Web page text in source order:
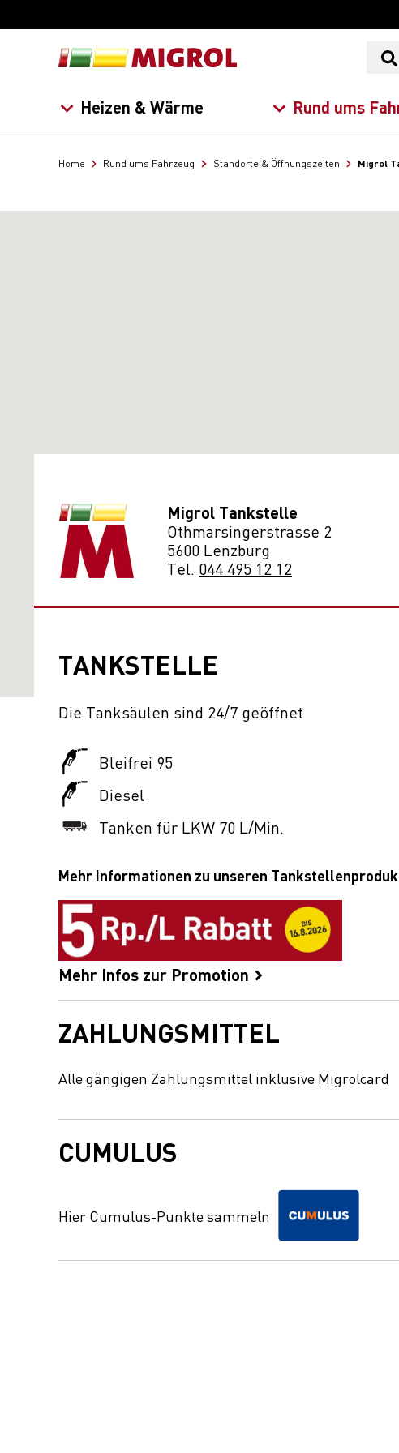
Heizen & Wärme Rund ums
Home Rund ums Fahrzeug Standorte & Öffnungszeiten Migrol
Migrol Tankstelle
Othmarsingerstrasse 2
5600 Lenzburg
Tel. 044 495 12 12
TANKSTELLE
Die Tanksäulen sind 24/7 geöffnet
Bleifrei 95
Diesel
Tanken für LKW 70 L/Min.
Mehr Informationen zu unseren
Mehr Infos zur Promotion
ZAHLUNGSMITTEL
Alle gängigen Zahlungsmittel inklusive Migrolcard
CUMULUS
Hier Cumulus-Punkte sammeln